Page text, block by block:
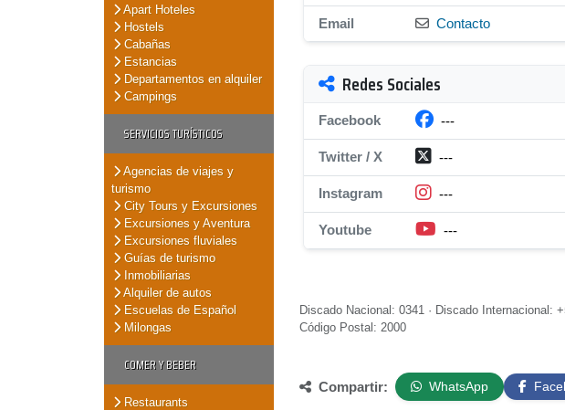
Apart Hoteles
Hostels
Cabañas
Estancias
Departamentos en alquiler
Campings
SERVICIOS TURÍSTICOS
Agencias de viajes y
turismo
City Tours y Excursiones
Excursiones y Aventura
Excursiones fluviales
Guías de turismo
Inmobiliarias
Alquiler de autos
Escuelas de Español
Milongas
COMER Y BEBER
Restaurants
Email Contacto
Redes Sociales
Facebook ---
Twitter / X ---
Instagram ---
Youtube ---
Discado Nacional: 0341 · Discado Internacional:
Código Postal: 2000
Compartir: WhatsApp